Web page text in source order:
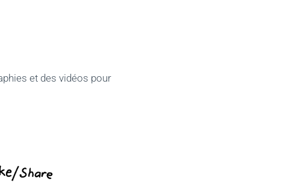
et des vidéos pour